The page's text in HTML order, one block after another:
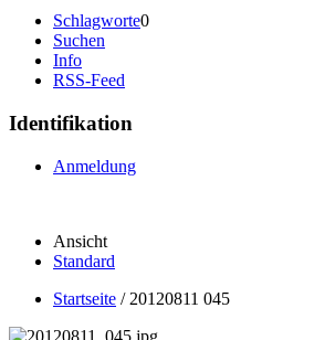
Schlagworte0
Suchen
Info
RSS-Feed
Identifikation
Anmeldung
Ansicht
Standard
Startseite / 20120811 045